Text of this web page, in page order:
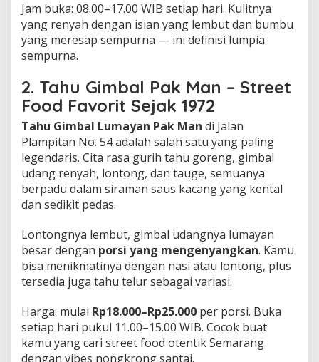
Jam buka: 08.00–17.00 WIB setiap hari. Kulitnya
yang renyah dengan isian yang lembut dan bumbu
yang meresap sempurna — ini definisi lumpia
sempurna.
2. Tahu Gimbal Pak Man – Street
Food Favorit Sejak 1972
Tahu Gimbal Lumayan Pak Man di Jalan
Plampitan No. 54 adalah salah satu yang paling
legendaris. Cita rasa gurih tahu goreng, gimbal
udang renyah, lontong, dan tauge, semuanya
berpadu dalam siraman saus kacang yang kental
dan sedikit pedas.
Lontongnya lembut, gimbal udangnya lumayan
besar dengan porsi yang mengenyangkan. Kamu
bisa menikmatinya dengan nasi atau lontong, plus
tersedia juga tahu telur sebagai variasi.
Harga: mulai Rp18.000–Rp25.000 per porsi. Buka
setiap hari pukul 11.00–15.00 WIB. Cocok buat
kamu yang cari street food otentik Semarang
dengan vibes nongkrong santai.